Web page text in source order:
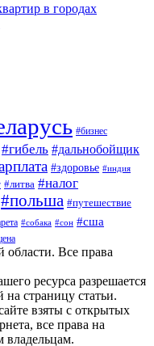
в городах
#бизнес
#гибель #дальнобойщик
#здоровье #индия
#литва #налог
#польша #путешествие
#собака #сон #сша
области. Все права
ресурса разрешается
на страницу статьи.
взяты с открытых
все права на
владельцам.